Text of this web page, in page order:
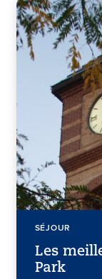
SÉJOUR
Les
Park